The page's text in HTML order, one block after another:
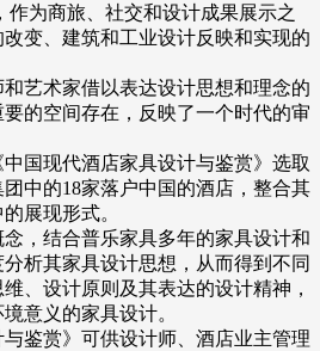
作为商旅、社交和设计成果展示之
变、建筑和工业设计反映和实现的
艺术家借以表达设计思想和理念的
的空间存在，反映了一个时代的审
国现代酒店家具设计与鉴赏》选取
中的18家落户中国的酒店，整合其
展现形式。
，结合普乐家具多年的家具设计和
析其家具设计思想，从而得到不同
、设计原则及其表达的设计精神，
意义的家具设计。
与鉴赏》可供设计师、酒店业主管理